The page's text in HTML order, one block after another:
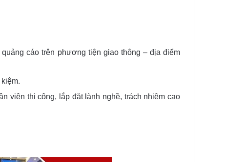
quảng cáo trên phương tiện giao thông – địa điểm
viên thi công, lắp đặt lành nghề, trách nhiệm cao